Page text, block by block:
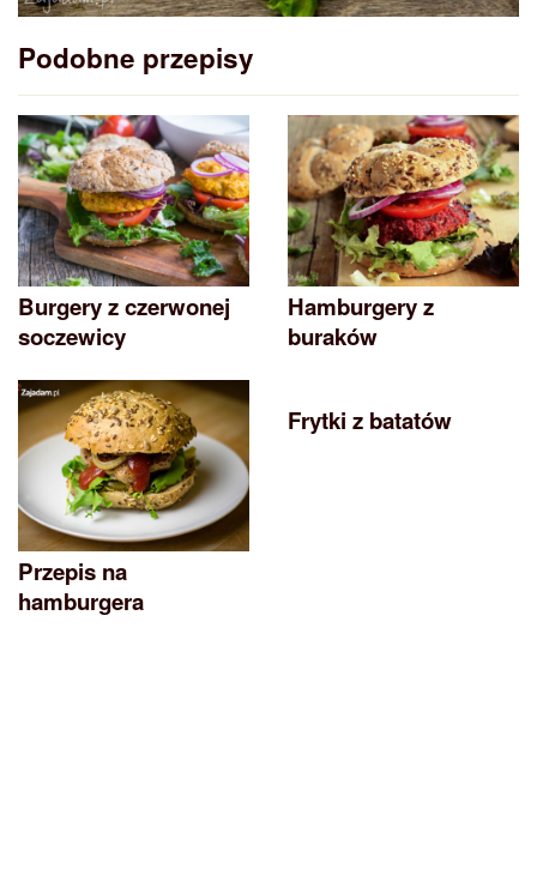
Podobne przepisy
Burgery z czerwonej
soczewicy
Hamburgery z
buraków
Przepis na
hamburgera
Frytki z batatów